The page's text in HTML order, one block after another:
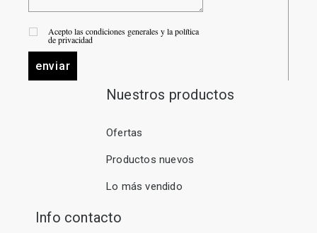
Acepto las condiciones generales y la política
de privacidad
enviar
Nuestros productos
Ofertas
Productos nuevos
Lo más vendido
Info contacto